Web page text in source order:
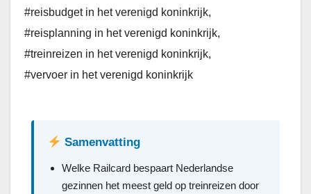
#reisbudget in het verenigd koninkrijk,
#reisplanning in het verenigd koninkrijk,
#treinreizen in het verenigd koninkrijk,
#vervoer in het verenigd koninkrijk
Samenvatting
Welke Railcard bespaart Nederlandse
gezinnen het meest geld op treinreizen door